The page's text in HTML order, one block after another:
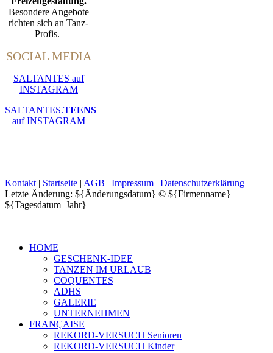
Besondere Angebote
richten sich an Tanz-
Profis.
SOCIAL MEDIA
SALTANTES auf
INSTAGRAM
SALTANTES.TEENS
auf INSTAGRAM
Kontakt | Startseite | AGB | Impressum | Datenschutzerklärung
Letzte Änderung: ${Änderungsdatum} © ${Firmenname}
${Tagesdatum_Jahr}
HOME
GESCHENK-IDEE
TANZEN IM URLAUB
COQUENTES
ADHS
GALERIE
UNTERNEHMEN
FRANÇAISE
REKORD-VERSUCH Senioren
REKORD-VERSUCH Kinder